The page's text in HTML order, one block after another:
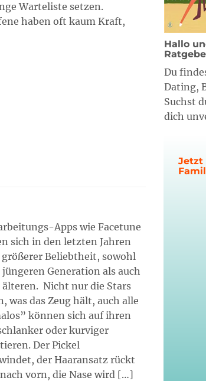
Warteliste setzen.
haben oft kaum Kraft,
Apps wie Facetune
sich in den letzten Jahren
Beliebtheit, sowohl
jüngeren Generation als auch
älteren. Nicht nur die Stars
was das Zeug hält, auch alle
können sich auf ihren
oder kurviger
Der Pickel
der Haaransatz rückt
vorn, die Nase wird […]
Hallo
Du
Dating,
Suchst
dich
Jetzt